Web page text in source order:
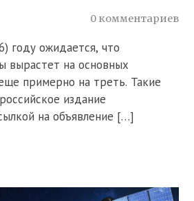
0 комментариев
году ожидается, что
вырастет на основных
примерно на треть. Такие
издание
на объявление […]